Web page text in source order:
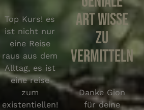
Top Kurs! es
ist nicht nur
eine Reise
raus aus dem
Alltag, es ist
eine reise
zum
existentiellen!
Art Wisse
zu
vermitteln
Danke Gion
für deine